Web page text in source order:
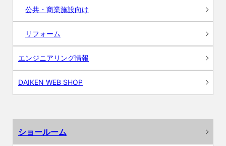
公共・商業施設向け
リフォーム
エンジニアリング情報
DAIKEN WEB SHOP
ショールーム